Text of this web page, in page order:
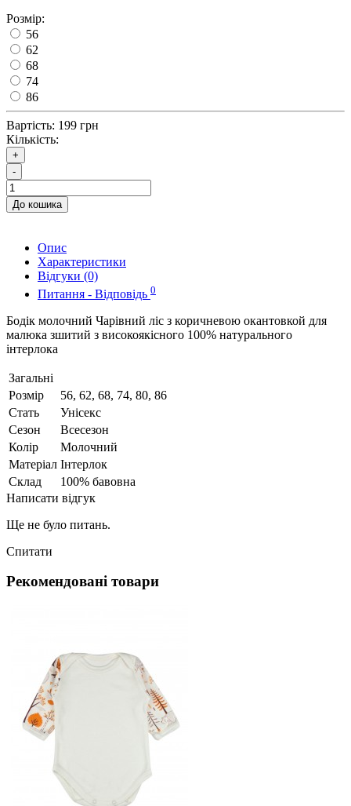
Розмір:
56
62
68
74
86
Вартість: 199 грн
Кількість:
+
-
До кошика
Опис
Характеристики
Відгуки (0)
Питання - Відповідь 0
Бодік молочний Чарівний ліс з коричневою окантовкой для
малюка зшитий з високоякісного 100% натурального
інтерлока
Загальні
Розмір
56, 62, 68, 74, 80, 86
Стать
Унісекс
Сезон
Всесезон
Колір
Молочний
Матеріал Інтерлок
Склад
100% бавовна
Написати відгук
Ще не було питань.
Спитати
Рекомендовані товари